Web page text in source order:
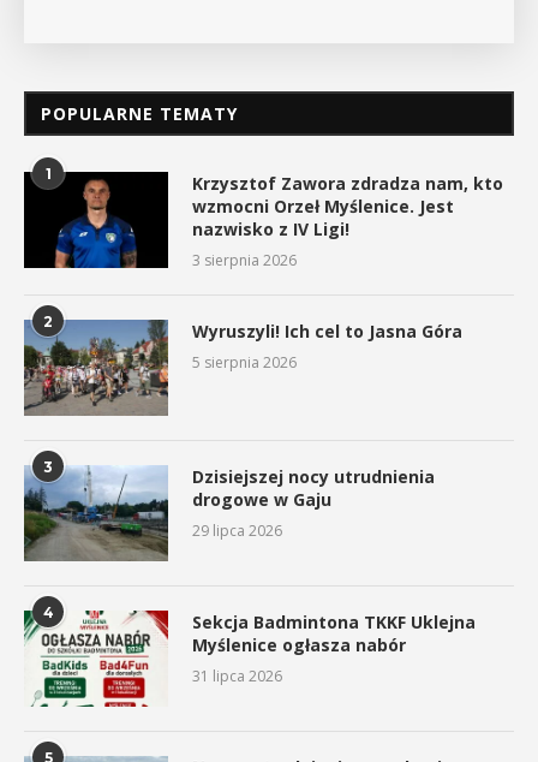
POPULARNE TEMATY
1
Krzysztof Zawora zdradza nam, kto
wzmocni Orzeł Myślenice. Jest
nazwisko z IV Ligi!
3 sierpnia 2026
2 Wyruszyli! Ich cel to Jasna Góra
5 sierpnia 2026
3
Dzisiejszej nocy utrudnienia
drogowe w Gaju
29 lipca 2026
4
Sekcja Badmintona TKKF Uklejna
Myślenice ogłasza nabór
31 lipca 2026
5